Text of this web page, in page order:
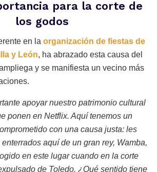
para la corte de
los godos
en la organización de fiestas de
y León, ha abrazado esta causa del
y se manifiesta un vecino más
apoyar nuestro patrimonio cultural
ponen en Netflix. Aquí tenemos un
con una causa justa: les
aquí de un gran rey, Wamba,
en este lugar cuando en la corte
de Toledo. ¿Qué sentido tiene